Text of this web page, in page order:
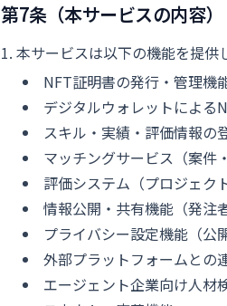
第7条（本サービスの内容）
本サービスは以下の機能を提供
NFT証明書の発行・管理機
デジタルウォレットによる
スキル・実績・評価情報の
マッチングサービス（案件
評価システム（プロジェク
情報公開・共有機能（発注
プライバシー設定機能（公
外部プラットフォームとの
エージェント企業向け人材